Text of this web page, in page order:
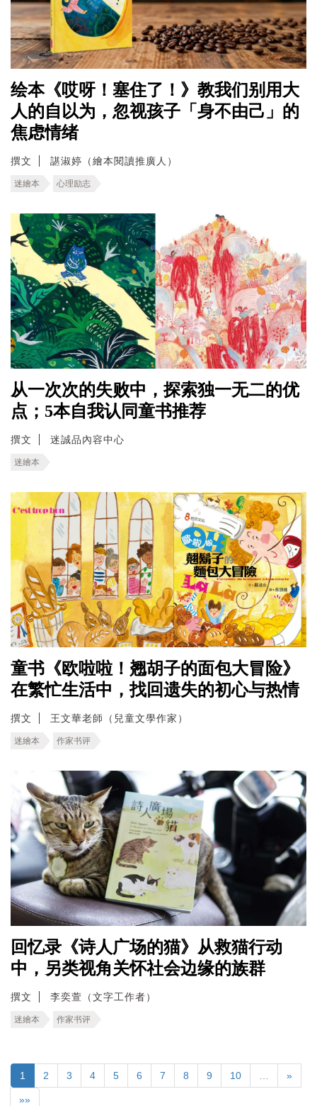
绘本《哎呀！塞住了！》教我们别用大
人的自以为，忽视孩子「身不由己」的
焦虑情绪
撰文 諶淑婷（繪本閱讀推廣人）
迷繪本 心理励志
从一次次的失败中，探索独一无二的优
点；5本自我认同童书推荐
撰文 迷誠品內容中心
迷繪本
童书《欧啦啦！翘胡子的面包大冒险》
在繁忙生活中，找回遗失的初心与热情
撰文 王文華老師（兒童文學作家）
迷繪本 作家书评
回忆录《诗人广场的猫》从救猫行动
中，另类视角关怀社会边缘的族群
撰文 李奕萱（文字工作者）
迷繪本 作家书评
1 2 3 4 5 6 7 8 9 10 »
»»